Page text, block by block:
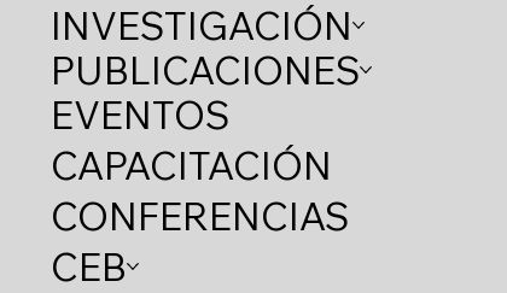
INVESTIGACIÓN
PUBLICACIONES
EVENTOS
CAPACITACIÓN
CONFERENCIAS
CEB